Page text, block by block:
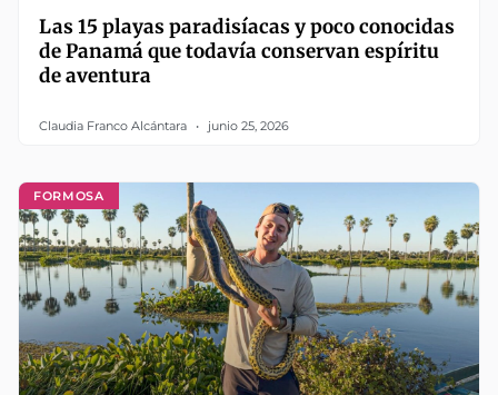
Las 15 playas paradisíacas y poco conocidas
de Panamá que todavía conservan espíritu
de aventura
Claudia Franco Alcántara junio 25, 2026
FORMOSA